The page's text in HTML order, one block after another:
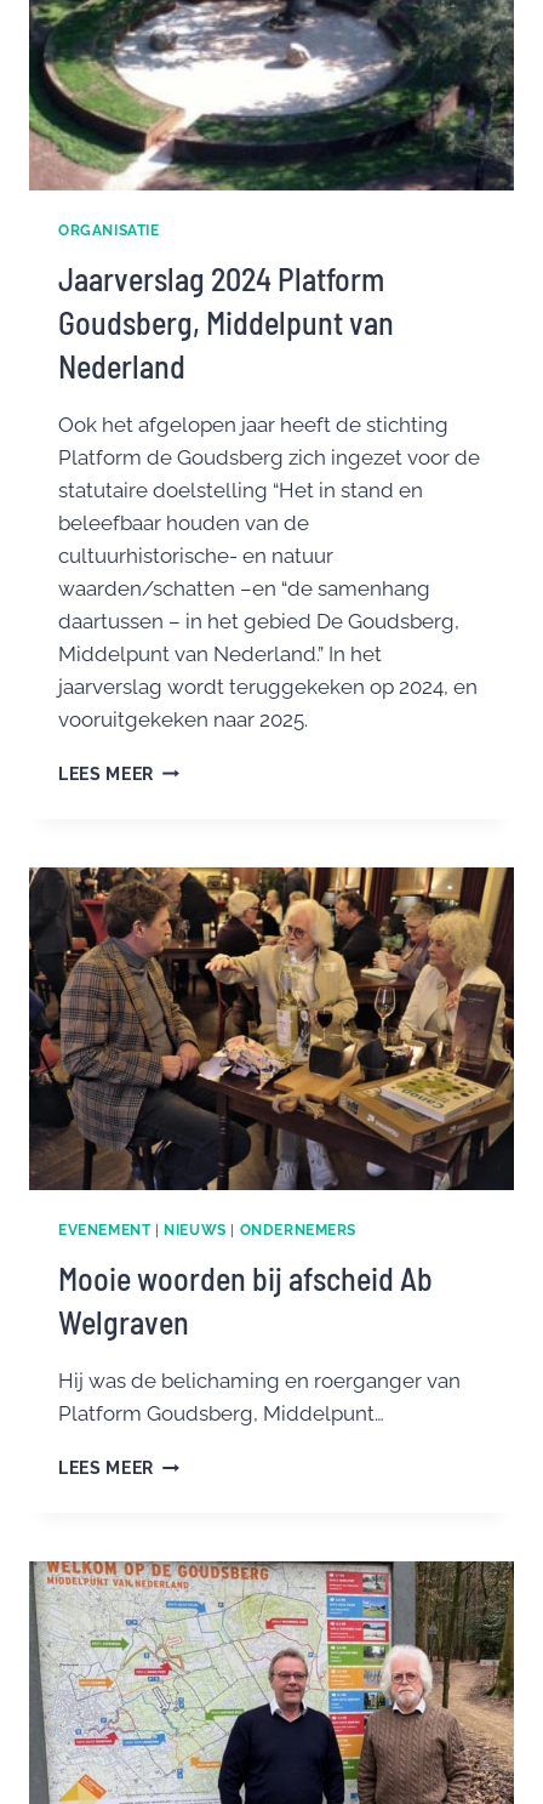
ORGANISATIE
Jaarverslag 2024 Platform
Goudsberg, Middelpunt van
Nederland
Ook het afgelopen jaar heeft de stichting
Platform de Goudsberg zich ingezet voor de
statutaire doelstelling “Het in stand en
beleefbaar houden van de
cultuurhistorische- en natuur
waarden/schatten –en “de samenhang
daartussen – in het gebied De Goudsberg,
Middelpunt van Nederland.” In het
jaarverslag wordt teruggekeken op 2024, en
vooruitgekeken naar 2025.
LEES MEER JAARVERSLAG
MIDDELPUNT
VAN
NEDERLAND
EVENEMENT| NIEUWS ONDERNEMERS
Mooie woorden bij afscheid Ab
Welgraven
Hij was de belichaming en roerganger van
Platform Goudsberg, Middelpunt…
LEES MEER MOOIE
AB
WELGRAVEN